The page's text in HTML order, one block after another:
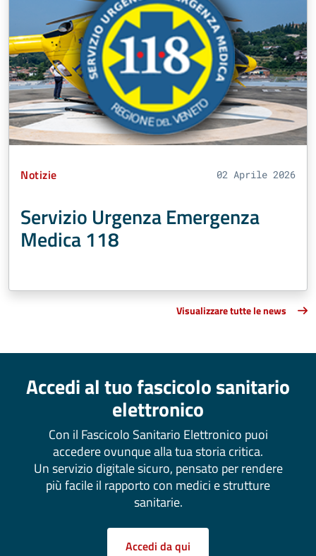
Tipo Contenuto:
Notizie 02 Aprile 2026
Servizio Urgenza Emergenza
Medica 118
Visualizzare tutte le news
Accedi al tuo fascicolo sanitario
elettronico
Con il Fascicolo Sanitario Elettronico puoi
accedere ovunque alla tua storia critica.
Un servizio digitale sicuro, pensato per rendere
più facile il rapporto con medici e strutture
sanitarie.
Accedi da qui